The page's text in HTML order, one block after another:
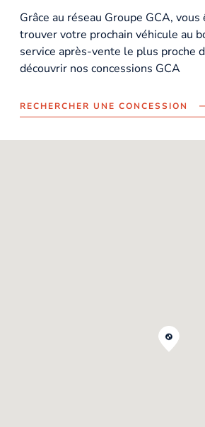
Grâce au réseau Groupe GCA, vous
trouver votre prochain véhicule au
service après-vente le plus proche
découvrir nos concessions GCA
RECHERCHER UNE CONCESSION